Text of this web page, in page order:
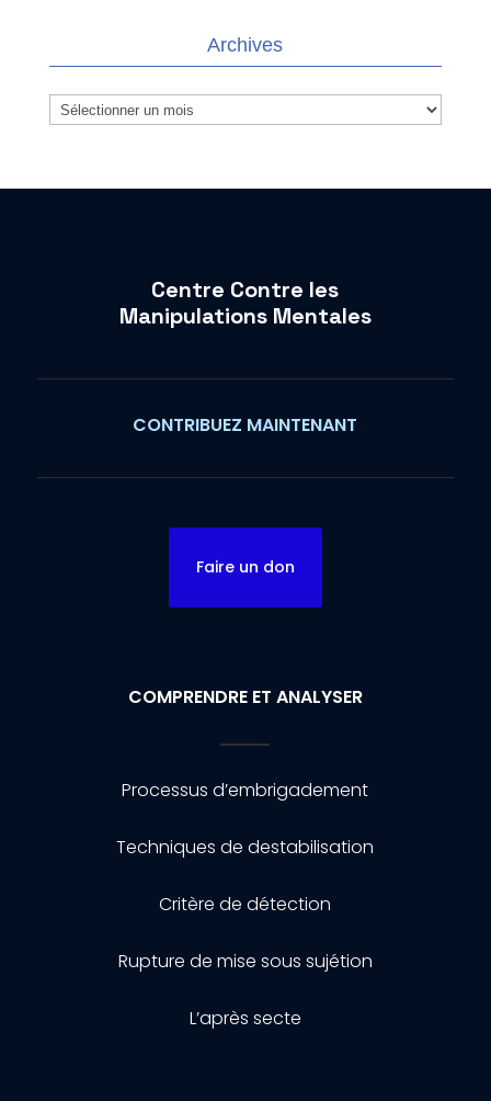
Archives
Archives
Centre Contre les
Manipulations Mentales
CONTRIBUEZ MAINTENANT
Faire un don
COMPRENDRE ET ANALYSER
Processus d’embrigadement
Techniques de destabilisation
Critère de détection
Rupture de mise sous sujétion
L’après secte